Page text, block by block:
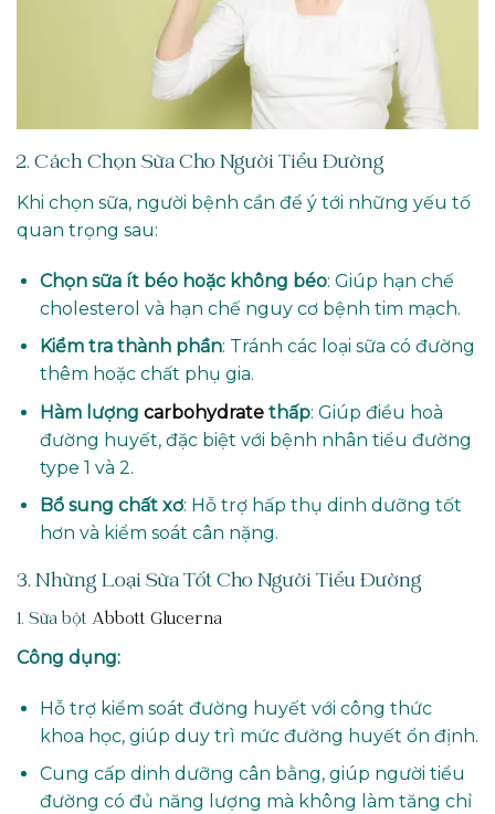
2. Cách Chọn Sữa Cho Người Tiểu Đường
Khi chọn sữa, người bệnh cần để ý tới những yếu tố
quan trọng sau:
Chọn sữa ít béo hoặc không béo: Giúp hạn chế
cholesterol và hạn chế nguy cơ bệnh tim mạch.
Kiểm tra thành phần: Tránh các loại sữa có đường
thêm hoặc chất phụ gia.
Hàm lượng carbohydratethấp: Giúp điều hoà
đường huyết, đặc biệt với bệnh nhân tiểu đường
type 1 và 2.
Bổ sung chất xơ: Hỗ trợ hấp thụ dinh dưỡng tốt
hơn và kiểm soát cân nặng.
3. Những Loại Sữa Tốt Cho Người Tiểu Đường
1. Sữa bột Abbott Glucerna
Công dụng:
Hỗ trợ kiểm soát đường huyết với công thức
khoa học, giúp duy trì mức đường huyết ổn định.
Cung cấp dinh dưỡng cân bằng, giúp người tiểu
đường có đủ năng lượng mà không làm tăng chỉ